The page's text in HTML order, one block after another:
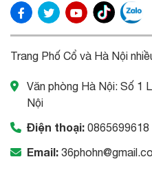
Trang Phố Cổ và Hà Nội
Văn phòng Hà Nội: Số 1
Nội
Điện thoại: 0865699618
Email: